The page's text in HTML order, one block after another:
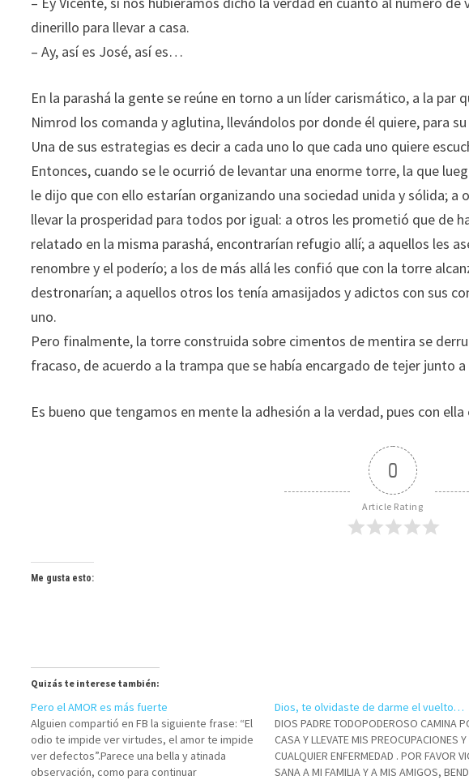
dinerillo para llevar a casa.
– Ay, así es José, así es…
En la parashá la gente se reúne en torno a un líder carismático, a la par
Nimrod los comanda y aglutina, llevándolos por donde él quiere, para
Una de sus estrategias es decir a cada uno lo que cada uno quiere
Entonces, cuando se le ocurrió de levantar una enorme torre, la que
le dijo que con ello estarían organizando una sociedad unida y sólida;
llevar la prosperidad para todos por igual: a otros les prometió que de
relatado en la misma parashá, encontrarían refugio allí; a aquellos les
renombre y el poderío; a los de más allá les confió que con la torre
destronarían; a aquellos otros los tenía amasijados y adictos con sus
uno.
Pero finalmente, la torre construida sobre cimentos de mentira se
fracaso, de acuerdo a la trampa que se había encargado de tejer junto
Es bueno que tengamos en mente la adhesión a la verdad, pues con
0
Article Rating
Me gusta esto:
Quizás te interese también:
Pero el AMOR es más fuerte
Alguien compartió en FB la siguiente frase: “El
odio te impide ver virtudes, el amor te impide
ver defectos”.Parece una bella y atinada
observación, como para continuar
Dios, te olvidaste de darme el vuelto…
DIOS PADRE TODOPODEROSO CAMINA
CASA Y LLEVATE MIS PREOCUPACIONES Y
CUALQUIER ENFERMEDAD . POR FAVOR
SANA A MI FAMILIA Y A MIS AMIGOS,